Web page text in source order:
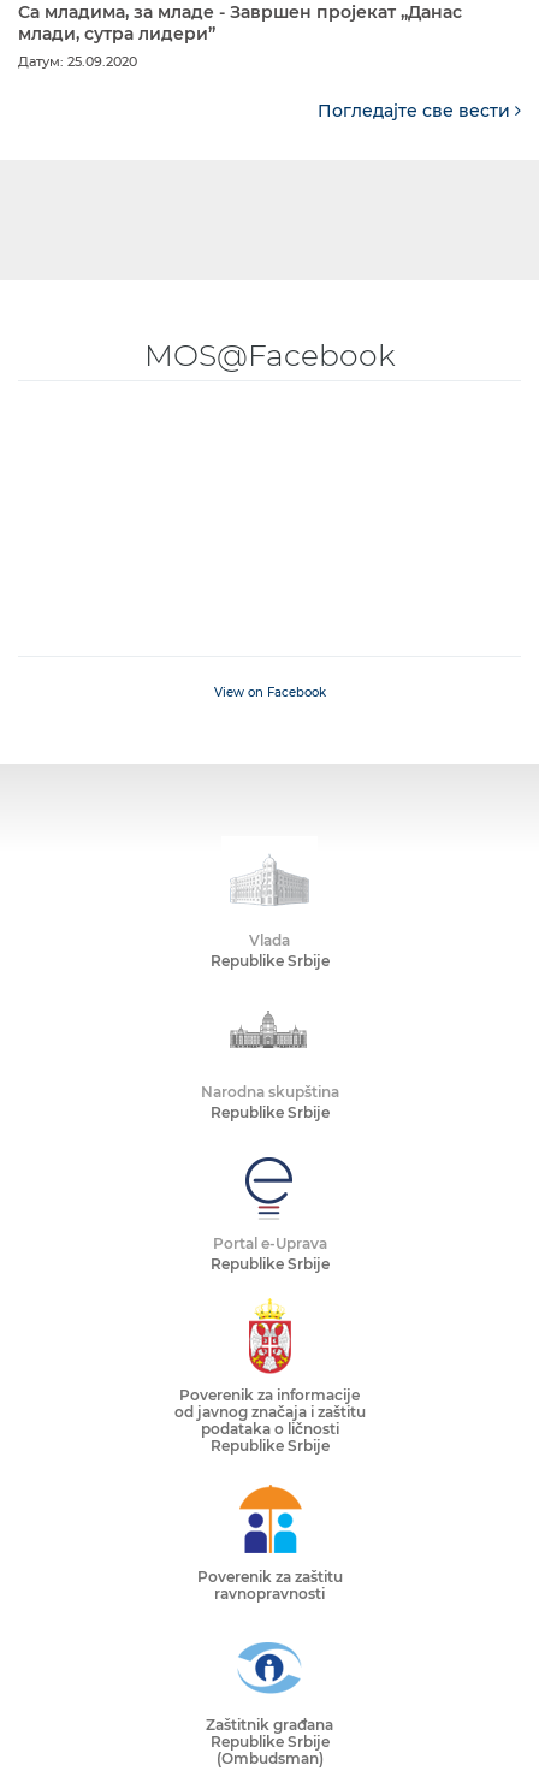
Са младима, за младе - Завршен пројекат „Данас
млади, сутра лидери”
Датум: 25.09.2020
Погледајте све вести
MOS@Facebook
View on Facebook
Vlada
Republike Srbije
Narodna skupština
Republike Srbije
Portal e-Uprava
Republike Srbije
Poverenik za informacije
od javnog značaja i zaštitu
podataka o ličnosti
Republike Srbije
Poverenik za zaštitu
ravnopravnosti
Zaštitnik građana
Republike Srbije
(Ombudsman)